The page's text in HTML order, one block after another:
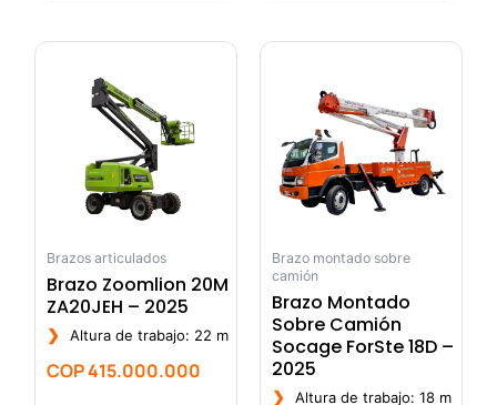
Brazos articulados
Brazo Zoomlion 20M
ZA20JEH – 2025
❯ Altura de trabajo: 22 m
COP415.000.000
Brazo montado sobre
camión
Brazo Montado
Sobre Camión
Socage ForSte 18D –
2025
❯ Altura de trabajo: 18 m